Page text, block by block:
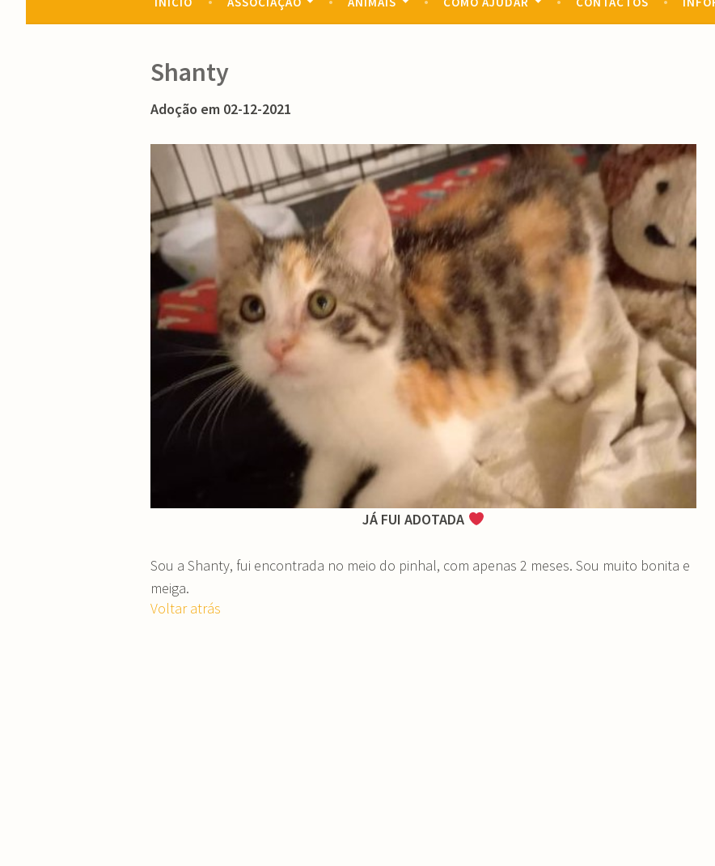
Shanty
Adoção em 02-12-2021
JÁ FUI ADOTADA
Sou a Shanty, fui encontrada no meio do pinhal, com apenas 2 meses. Sou muito bonita e
meiga.
Voltar atrás